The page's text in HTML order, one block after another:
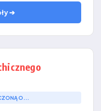
➔
O...